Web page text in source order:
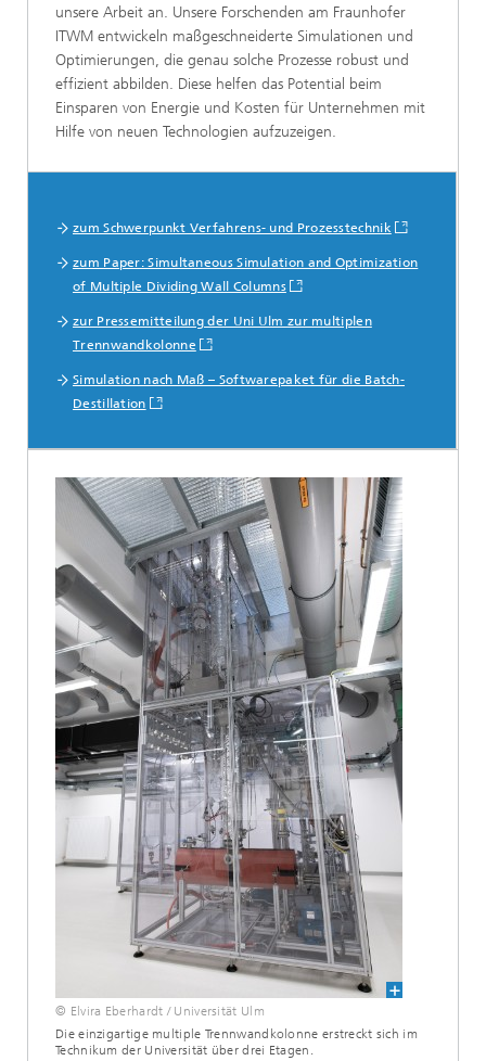
unsere Arbeit an. Unsere Forschenden am Fraunhofer
ITWM entwickeln maßgeschneiderte Simulationen und
Optimierungen, die genau solche Prozesse robust und
effizient abbilden. Diese helfen das Potential beim
Einsparen von Energie und Kosten für Unternehmen mit
Hilfe von neuen Technologien aufzuzeigen.
Mehr Informationen
zum Schwerpunkt Verfahrens- und Prozesstechnik
zum Paper: Simultaneous Simulation and Optimization
of Multiple Dividing Wall Columns
zur Pressemitteilung der Uni Ulm zur multiplen
Trennwandkolonne
Simulation nach Maß – Softwarepaket für die Batch-
Destillation
© Elvira Eberhardt / Universität Ulm
Die einzigartige multiple Trennwandkolonne erstreckt sich im
Technikum der Universität über drei Etagen.